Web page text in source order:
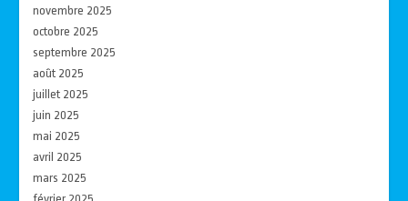
novembre 2025
octobre 2025
septembre 2025
août 2025
juillet 2025
juin 2025
mai 2025
avril 2025
mars 2025